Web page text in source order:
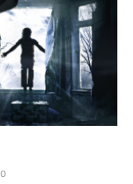
0